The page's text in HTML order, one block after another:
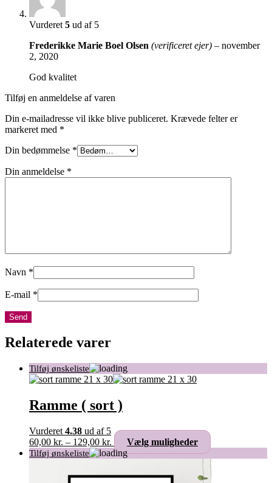
Vurderet 5 ud af 5
Frederikke Marie Boel Olsen (verificeret ejer) – november
2, 2020
God kvalitet
Tilføj en anmeldelse af varen
Din e-mailadresse vil ikke blive publiceret. Krævede felter er
markeret med *
Din bedømmelse *
Din anmeldelse *
Navn *
E-mail *
Relaterede varer
Ramme ( sort )
Vurderet 4.38 ud af 5
60,00 kr. – 129,00 kr. Prisinterval:
60,00 kr.
129,00 kr.
Vælg muligheder
har
flere